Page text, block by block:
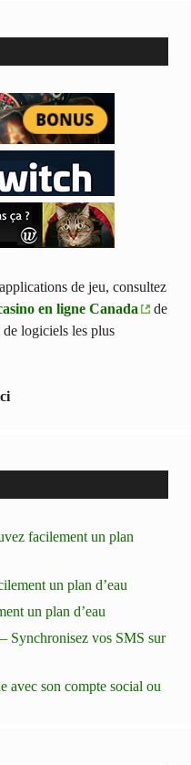
de jeu, consultez
en ligne Canada
de
de logiciels les plus
facilement un plan
un plan d’eau
un plan d’eau
Synchronisez vos SMS sur
avec son compte social ou